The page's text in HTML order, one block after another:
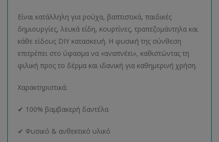
Είναι κατάλληλη για ρούχα, βαπτιστικά, παιδικές
δημιουργίες, λευκά είδη, κουρτίνες, τραπεζομάντηλα και
κάθε είδους DIY κατασκευή. Η φυσική της σύνθεση
επιτρέπει στο ύφασμα να «αναπνέει», καθιστώντας τη
φιλική προς το δέρμα και ιδανική για καθημερινή χρήση.
Χαρακτηριστικά:
✔ 100% βαμβακερή δαντέλα
✔ Φυσικό & ανθεκτικό υλικό